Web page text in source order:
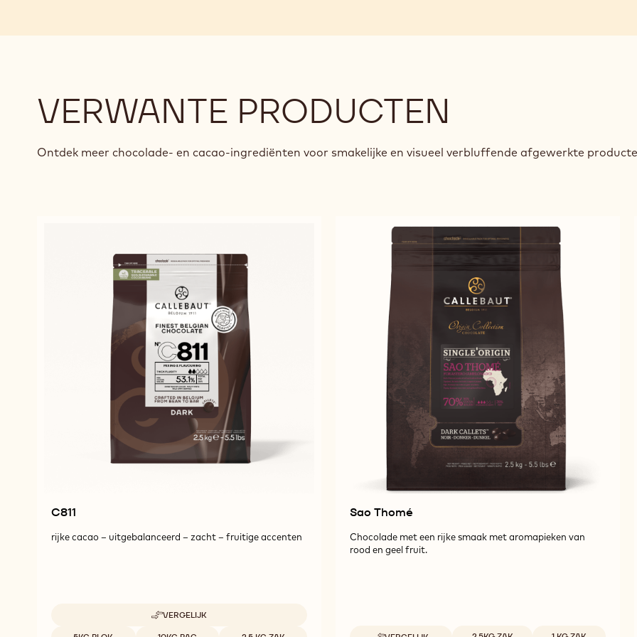
VERWANTE PRODUCTEN
Ontdek meer chocolade- en cacao-ingrediënten voor smakelijke en visueel verbluffende afgewerkte
C811
rijke cacao – uitgebalanceerd – zacht – fruitige accenten
VERGELIJK
-
Beschikbare maten
Sao Thomé
Chocolade met een rijke smaak met aromapieken van
rood en geel fruit.
Beschikbare maten